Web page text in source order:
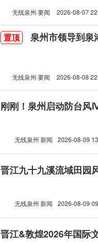
无线泉州·要闻 2026-08-07
置顶 泉州市领导到泉
无线泉州·要闻 2026-08-08
刚刚！泉州启动防台风
无线泉州 新闻 2026-08-09
晋江九十九溪流域田园
无线泉州 新闻 2026-08-09
晋江&敦煌2026年国际